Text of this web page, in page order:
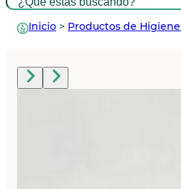
Inicio > Productos de